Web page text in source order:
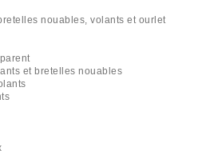
nouables, volants et ourlet
et bretelles nouables